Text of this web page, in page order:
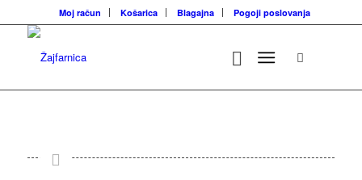
Moj račun Košarica Blagajna Pogoji poslovanja